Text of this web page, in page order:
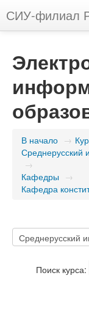
СИУ-филиал
Вы не вошли в
В начало →
Среднерусский
→
Кафедры →
Кафедра
Поиск курса: